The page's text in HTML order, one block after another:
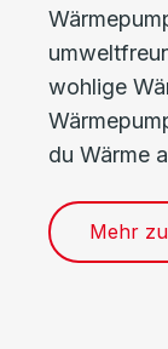
wohlige
du Wärme
Mehr